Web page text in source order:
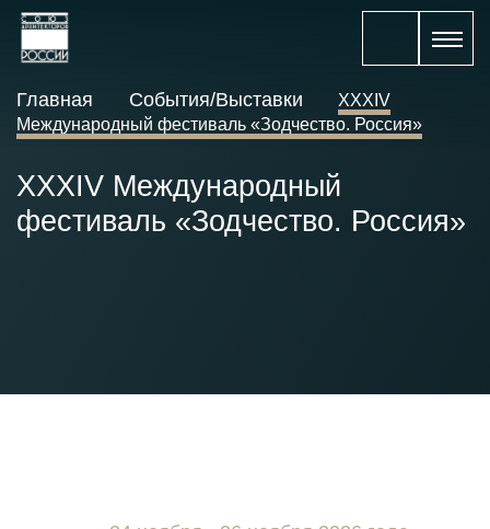
Главная События/Выставки
XXXIV
Международный фестиваль «Зодчество. Россия»
XXXIV Международный
фестиваль «Зодчество. Россия»